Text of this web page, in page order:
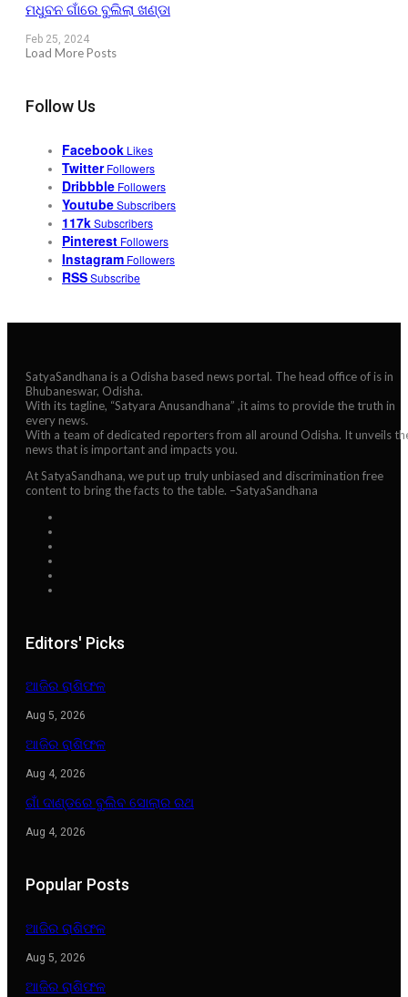
ମଧୁବନ ଗାଁରେ ବୁଲିଲା ଖଣ୍ଡା
Feb 25, 2024
Load More Posts
Follow Us
Facebook Likes
Twitter Followers
Dribbble Followers
YoutubeSubscribers
117kSubscribers
Pinterest Followers
Instagram Followers
RSSSubscribe
SatyaSandhana is a Odisha based news portal. The head office of is in
Bhubaneswar, Odisha.
With its tagline, “Satyara Anusandhana” ,it aims to provide the truth in
every news.
With a team of dedicated reporters from all around Odisha. It unveils
news that is important and impacts you.
At SatyaSandhana, we put up truly unbiased and discrimination free
content to bring the facts to the table. –SatyaSandhana
Editors' Picks
ଆଜିର ରାଶିଫଳ
Aug 5, 2026
ଆଜିର ରାଶିଫଳ
Aug 4, 2026
ଗାଁ ଦାଣ୍ଡରେ ବୁଲିବ ସୋଲାର ରଥ
Aug 4, 2026
Popular Posts
ଆଜିର ରାଶିଫଳ
Aug 5, 2026
ଆଜିର ରାଶିଫଳ